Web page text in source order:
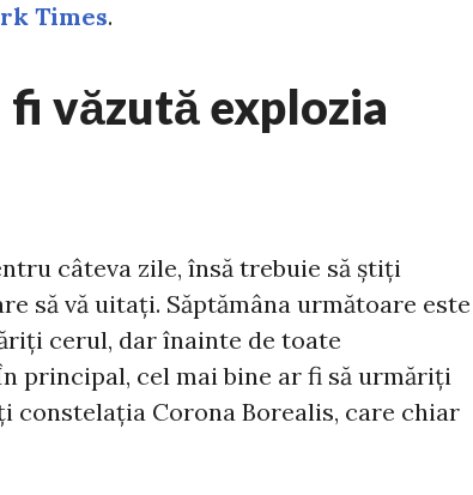
Times.
fi văzută explozia
câteva zile, însă trebuie să știți
să vă uitați. Săptămâna următoare este
cerul, dar înainte de toate
principal, cel mai bine ar fi să urmăriți
constelația Corona Borealis, care chiar